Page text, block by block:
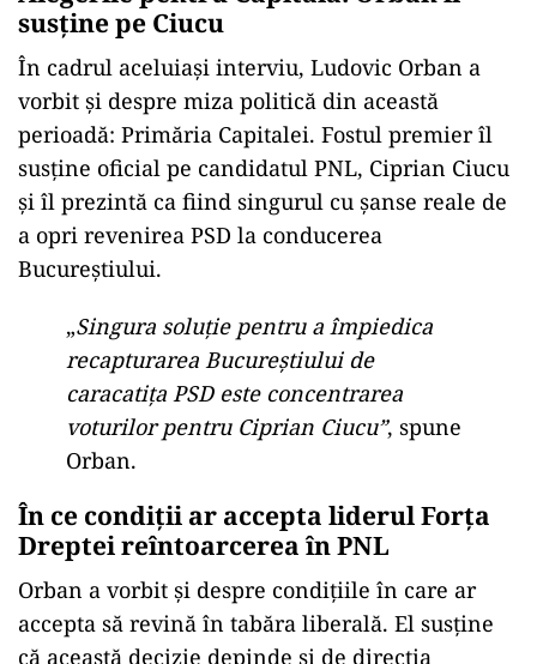
susține pe Ciucu
În cadrul aceluiași interviu, Ludovic Orban a
vorbit și despre miza politică din această
perioadă: Primăria Capitalei. Fostul premier îl
susține oficial pe candidatul PNL, Ciprian Ciucu
și îl prezintă ca fiind singurul cu șanse reale de
a opri revenirea PSD la conducerea
Bucureștiului.
„Singura soluţie pentru a împiedica
recapturarea Bucureștiului de
caracatiţa PSD este concentrarea
voturilor pentru Ciprian Ciucu”, spune
Orban.
În ce condiții ar accepta liderul Forța
Dreptei reîntoarcerea în PNL
Orban a vorbit și despre condițiile în care ar
accepta să revină în tabăra liberală. El susține
că această decizie depinde și de direcția